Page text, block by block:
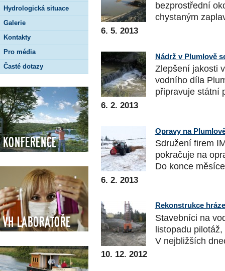
Hydrologická situace
Galerie
Kontakty
Pro média
Časté dotazy
Konference
VH Laboratoře
bezprostřední
chystaným
6. 5. 2013
Nádrž v Plumlově
Zlepšení jakosti
vodního díla
připravuje státní
6. 2. 2013
Opravy na
Sdružení firem
pokračuje na
Do konce
6. 2. 2013
Rekonstrukce
Stavebníci na
listopadu
V nejbližších
10. 12. 2012